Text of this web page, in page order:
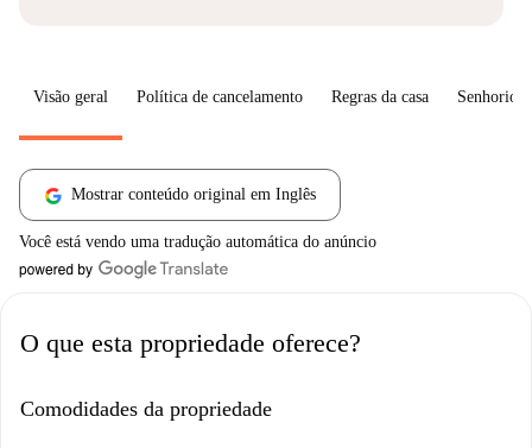
Visão geral Política de cancelamento Regras da casa Senhorio
Mostrar conteúdo original em Inglês
Você está vendo uma tradução automática do anúncio
O que esta propriedade oferece?
Comodidades da propriedade